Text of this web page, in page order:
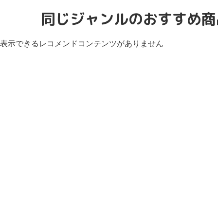
同じジャンルのおすすめ
表示できるレコメンドコンテンツがありません